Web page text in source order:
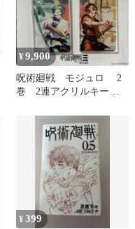
¥9,900
呪術廻戦 モジュロ 2
巻 2連アクリルキーホ
¥399